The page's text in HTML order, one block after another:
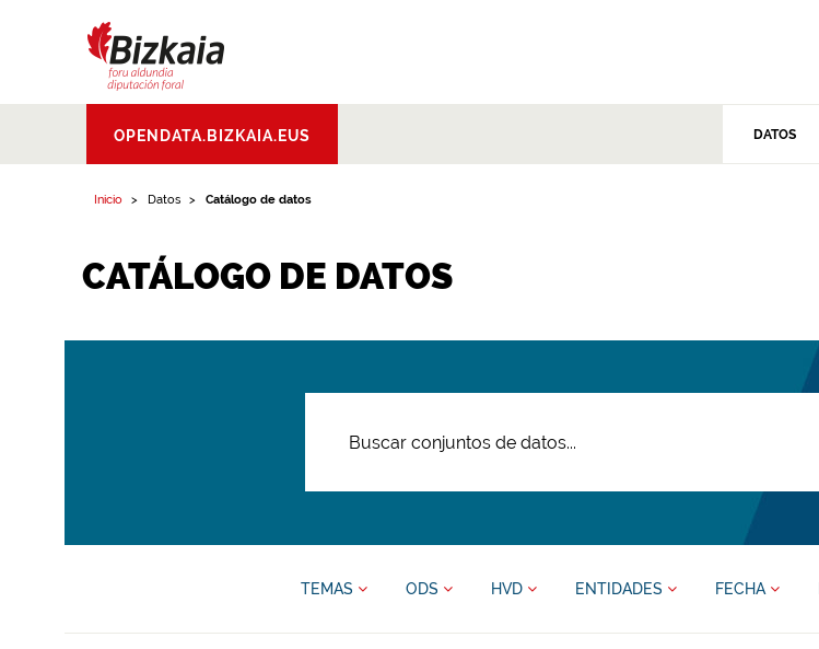
Aldundia.Diputacion
Foral de Bizkaia
OPENDATA.BIZKAIA.EUS DATOS
Inicio Datos Catálogo de datos
CATÁLOGO DE DATOS
TEMAS ODS HVD ENTIDADES FECHA